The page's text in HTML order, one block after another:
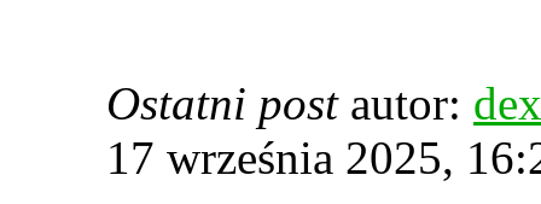
Ostatni postautor:
17 września 2025,